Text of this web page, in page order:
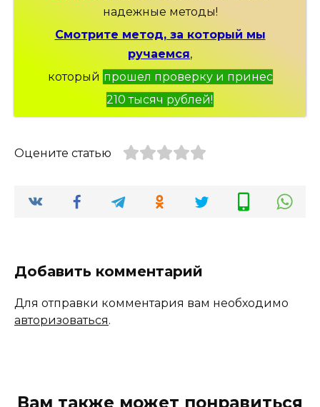
надежные методы!
Смотрите метод, за который мы
ручаемся,
который прошел проверку и принес
210 тысяч рублей!
Оцените статью
Добавить комментарий
Для отправки комментария вам необходимо
авторизоваться.
Вам также может понравиться